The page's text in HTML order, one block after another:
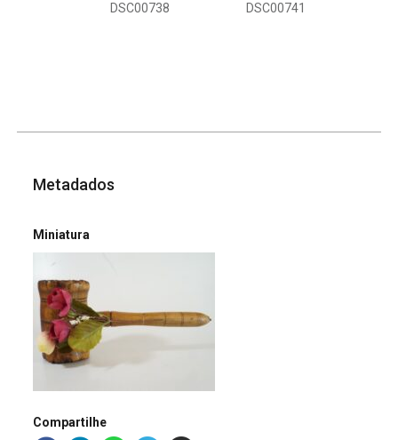
DSC00738 DSC00741
Metadados
Miniatura
Compartilhe